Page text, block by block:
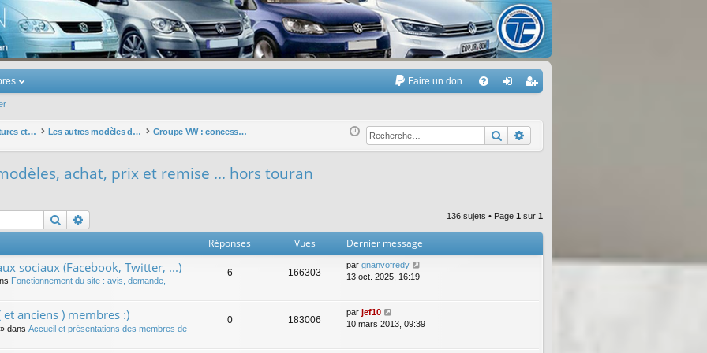
Touran
Faire un don
Q ne
xi
nr
eg
r
Les autres voitures et ce qui touche à la voiture Les autres modèles du groupe VW Groupe VW : concessions, modèles, achat, prix et remise ... hors touran Rechercher
achat, prix et remise ... hors touran
Rechercher 136 sujets • Page 1 sur 1
Réponses Vues Dernier message
sociaux (Facebook, Twitter, ...)
Fonctionnement du site : avis, demande,
6 166303
par gnanvofredy
13 oct. 2025, 16:19
anciens ) membres :)
» dans Accueil et présentations des membres de
0 183006
par jef10
10 mars 2013, 09:39